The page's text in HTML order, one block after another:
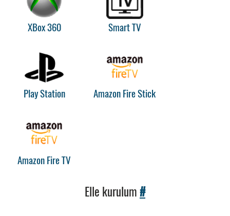
XBox 360 Smart TV
Play Station Amazon Fire Stick
Amazon Fire TV
Elle kurulum #